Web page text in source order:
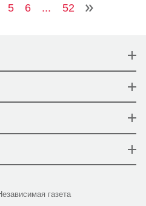
5 6 ... 52
газета